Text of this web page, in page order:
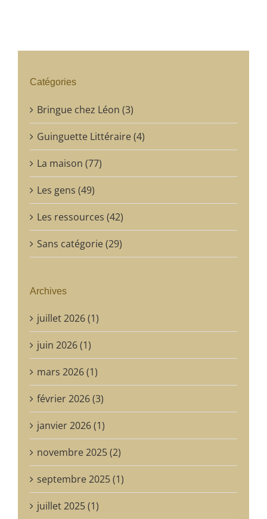
Catégories
Bringue chez Léon (3)
Guinguette Littéraire (4)
La maison (77)
Les gens (49)
Les ressources (42)
Sans catégorie (29)
Archives
juillet 2026 (1)
juin 2026 (1)
mars 2026 (1)
février 2026 (3)
janvier 2026 (1)
novembre 2025 (2)
septembre 2025 (1)
juillet 2025 (1)